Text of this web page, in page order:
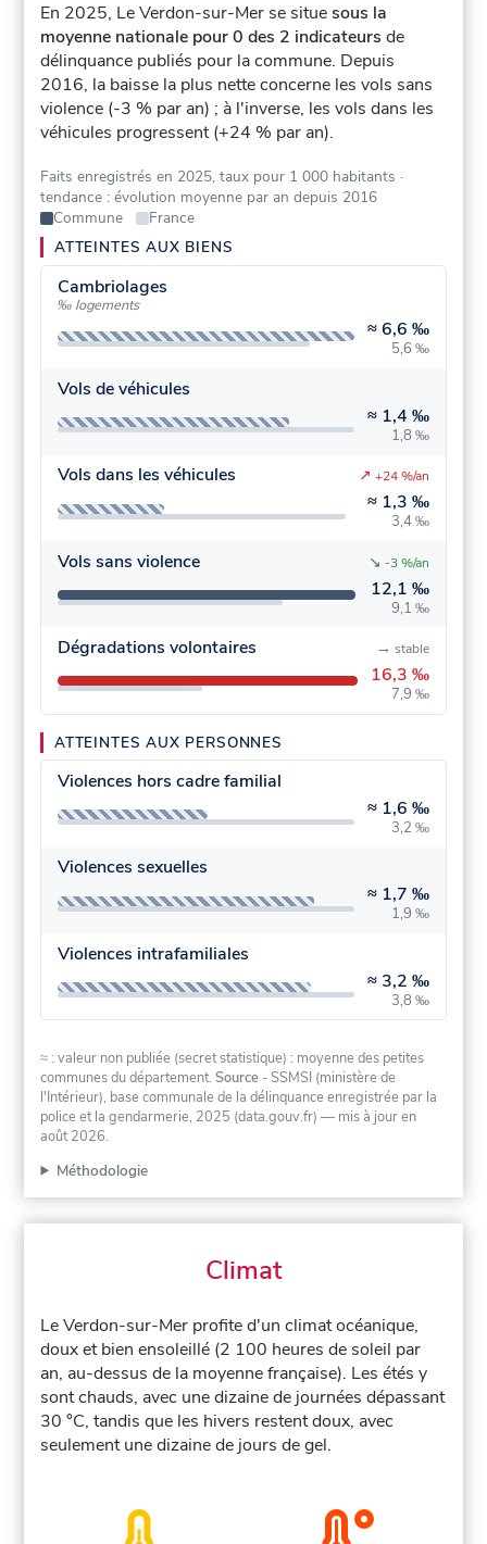
En 2025, Le Verdon-sur-Mer se situesous la
moyenne nationale pour 0 des 2 indicateurs de
délinquance publiés pour la commune. Depuis
2016, la baisse la plus nette concerne les vols sans
violence (-3 % par an) ; à l'inverse, les vols dans les
véhicules progressent (+24 % par an).
Faits enregistrés en 2025, taux pour 1 000 habitants ·
tendance : évolution moyenne par an depuis 2016
Commune
France
ATTEINTES AUX BIENS
Cambriolages
‰ logements
≈6,6 ‰
5,6 ‰
Vols de véhicules
≈ 1,4 ‰
1,8 ‰
Vols dans les véhicules
≈ 1,3 ‰
3,4 ‰
↗ +24 %/an
Vols sans violence
12,1 ‰
9,1 ‰
↘ -3 %/an
Dégradations volontaires
16,3 ‰
7,9 ‰
→ stable
ATTEINTES AUX PERSONNES
Violences hors cadre familial
≈ 1,6 ‰
3,2 ‰
Violences sexuelles
≈ 1,7 ‰
1,9 ‰
Violences intrafamiliales
≈ 3,2 ‰
3,8 ‰
≈ : valeur non publiée (secret statistique) : moyenne des petites
communes du département.Source - SSMSI (ministère de
l'Intérieur), base communale de la délinquance enregistrée par la
police et la gendarmerie, 2025 (data.gouv.fr) — mis à jour en
août 2026.
Méthodologie
Climat
Le Verdon-sur-Mer profite d'un climat océanique,
doux et bien ensoleillé (2 100 heures de soleil par
an, au-dessus de la moyenne française). Les étés y
sont chauds, avec une dizaine de journées dépassant
30 °C, tandis que les hivers restent doux, avec
seulement une dizaine de jours de gel.